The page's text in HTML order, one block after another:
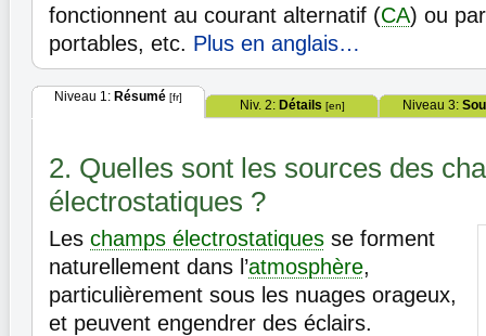
fonctionnent au courant alternatif (CA) ou
portables, etc. Plus en anglais…
Niveau 1: Résumé [fr]
Niv. 2: Détails [en] Niveau 3:
2. Quelles sont les sources des
électrostatiques ?
Les champs électrostatiques se forment
naturellement dans l’atmosphère,
particulièrement sous les nuages orageux,
et peuvent engendrer des éclairs.